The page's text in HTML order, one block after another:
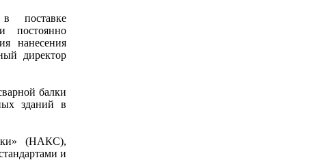
поставке
и постоянно
нанесения
директор
балки
зданий в
(НАКС),
и